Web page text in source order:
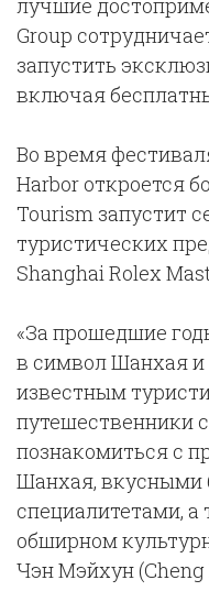
лучшие
Group
запустить
включая
Во время
Harbor откроется
Tourism запустит
туристических
Shanghai Rolex
«За прошедшие
в символ Шанхая и
известным
путешественники
познакомиться с
Шанхая,
специалитетами, а
обширном
Чэн Мэйхун (Cheng